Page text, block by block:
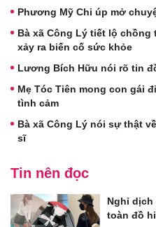
Phương Mỹ Chi úp mở
Bà xã Công Lý tiết lộ
xảy ra biến cố sức khỏe
Lương Bích Hữu nói rõ tin
Mẹ Tóc Tiên mong con gái
tình cảm
Bà xã Công Lý nói sự thật
sĩ
Tin nên đọc
Nghỉ dịch
toàn đồ